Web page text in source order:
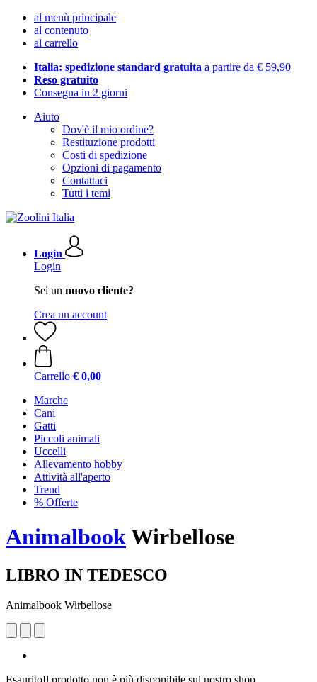
al menù principale
al contenuto
al carrello
Italia: spedizione standard gratuita a partire da € 59,90
Reso gratuito
Consegna in 2 giorni
Aiuto
Dov'è il mio ordine?
Restituzione prodotti
Costi di spedizione
Opzioni di pagamento
Contattaci
Tutti i temi
Login
Login
Sei un nuovo cliente?
Crea un account
Carrello € 0,00
Marche
Cani
Gatti
Piccoli animali
Uccelli
Allevamento hobby
Attività all'aperto
Trend
% Offerte
AnimalbookWirbellose
LIBRO IN TEDESCO
Animalbook Wirbellose
EsauritoIl prodotto non è più disponibile sul nostro shop